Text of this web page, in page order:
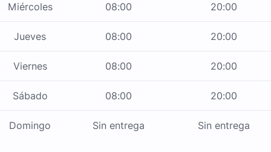
Miércoles 08:00 20:00
Jueves 08:00 20:00
Viernes 08:00 20:00
Sábado 08:00 20:00
Domingo Sin entrega Sin entrega